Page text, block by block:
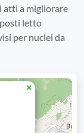
atti a migliorare
posti letto
per nuclei da
×